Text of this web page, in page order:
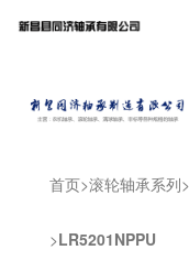
首页 滚轮轴承系列
LR5201NPPU